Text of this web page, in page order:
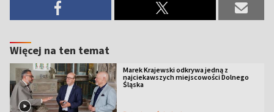
Więcej na ten temat
Marek Krajewski odkrywa jedną z
najciekawszych miejscowości Dolnego
Śląska